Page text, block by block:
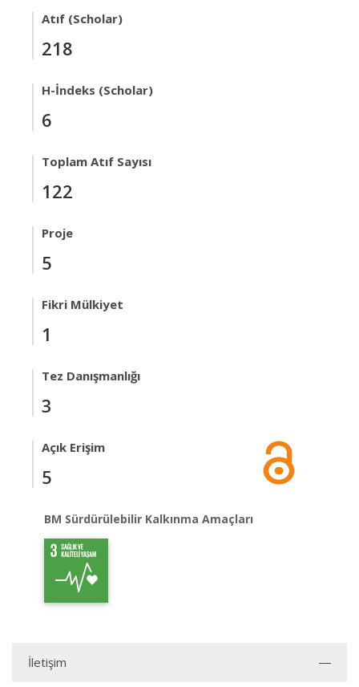
Atıf (Scholar)
218
H-İndeks (Scholar)
6
Toplam Atıf Sayısı
122
Proje
5
Fikri Mülkiyet
1
Tez Danışmanlığı
3
Açık Erişim
5
BM Sürdürülebilir Kalkınma Amaçları
İletişim